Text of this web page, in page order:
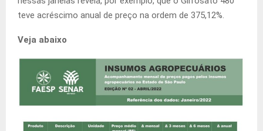
teve acréscimo anual de preço na ordem de 375,12%.
Veja abaixo